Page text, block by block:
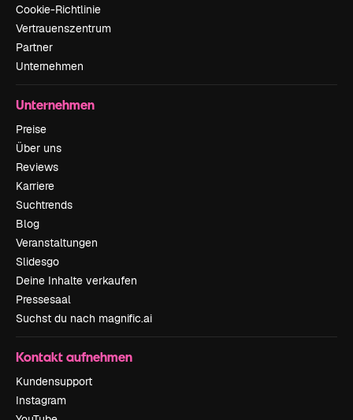
Cookie-Richtlinie
Vertrauenszentrum
Partner
Unternehmen
Unternehmen
Preise
Über uns
Reviews
Karriere
Suchtrends
Blog
Veranstaltungen
Slidesgo
Deine Inhalte verkaufen
Pressesaal
Suchst du nach magnific.ai
Kontakt aufnehmen
Kundensupport
Instagram